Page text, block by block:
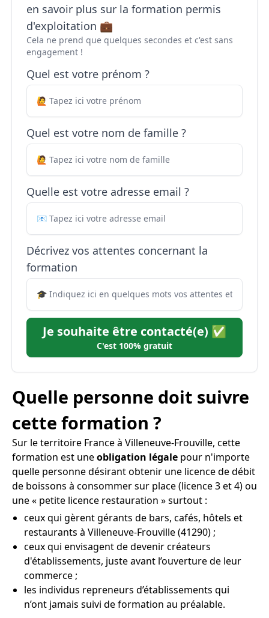
en savoir plus sur la formation permis
d'exploitation 💼
Cela ne prend que quelques secondes et c'est sans
engagement !
Quel est votre prénom ?
Quel est votre nom de famille ?
Quelle est votre adresse email ?
Décrivez vos attentes concernant la
formation
Je souhaite être contacté(e) ✅
C'est 100% gratuit
Quelle personne doit suivre
cette formation ?
Sur le territoire France à Villeneuve-Frouville, cette
formation est uneobligation légale pour n'importe
quelle personne désirant obtenir une licence de débit
de boissons à consommer sur place (licence 3 et 4) ou
une « petite licence restauration » surtout :
ceux qui gèrent gérants de bars, cafés, hôtels et
restaurants à Villeneuve-Frouville (41290) ;
ceux qui envisagent de devenir créateurs
d'établissements, juste avant l’ouverture de leur
commerce ;
les individus repreneurs d’établissements qui
n’ont jamais suivi de formation au préalable.